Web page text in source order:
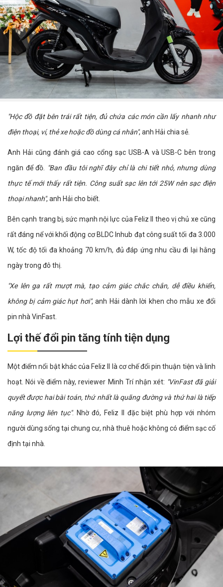
"Hộc đồ đặt bên trái rất tiện, đủ chứa các món cần lấy nhanh như
điện thoại, ví, thẻ xe hoặc đồ dùng cá nhân", anh Hải chia sẻ.
Anh Hải cũng đánh giá cao cổng sạc USB-A và USB-C bên trong
ngăn để đồ.
"Ban đầu tôi nghĩ đây chỉ là chi tiết nhỏ, nhưng dùng
thực tế mới thấy rất tiện. Công suất sạc lên tới 25W nên sạc điện
thoại nhanh", anh Hải cho biết.
Bên cạnh trang bị, sức mạnh nội lực của Feliz II theo vị chủ xe cũng
rất đáng nể với khối động cơ BLDC Inhub đạt công suất tối đa 3.000
W, tốc độ tối đa khoảng 70 km/h, đủ đáp ứng nhu cầu đi lại hằng
ngày trong đô thị.
"Xe lên ga rất mượt mà, tạo cảm giác chắc chắn, dễ điều khiển,
không bị cảm giác hụt hơi", anh Hải dành lời khen cho mẫu xe đổi
pin nhà VinFast.
Lợi thế đổi pin tăng tính tiện dụng
Một điểm nổi bật khác của Feliz II là cơ chế đổi pin thuận tiện và linh
hoạt. Nói về điểm này, reviewer Minh Trí nhận xét: "VinFast đã giải
quyết được hai bài toán, thứ nhất là quãng đường và thứ hai là tiếp
năng lượng liên tục". Nhờ đó, Feliz II đặc biệt phù hợp với nhóm
người dùng sống tại chung cư, nhà thuê hoặc không có điểm sạc cố
định tại nhà.